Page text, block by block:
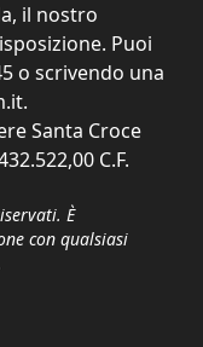
il nostro
Puoi
o scrivendo una
.
Santa Croce
C.F.
È
con qualsiasi